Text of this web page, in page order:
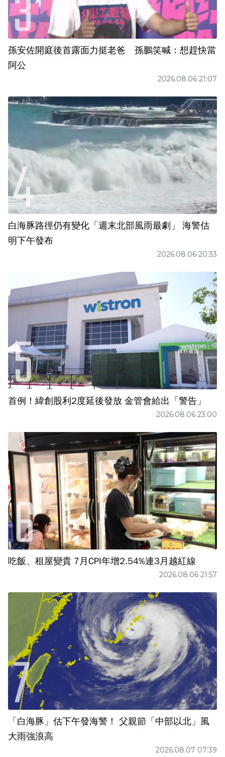
孫安佐開庭後首露面力挺老爸 孫鵬笑喊：想趕快當
阿公
2026.08.06 21:07
白海豚路徑仍有變化「週末北部風雨最劇」 海警估
明下午發布
2026.08.06 20:33
首例！緯創股利2度延後發放 金管會給出「警告」
2026.08.06 23:00
吃飯、租屋變貴 7月CPI年增2.54%連3月越紅線
2026.08.06 21:57
「白海豚」估下午發海警！ 父親節「中部以北」風
大雨強浪高
2026.08.07 07:39